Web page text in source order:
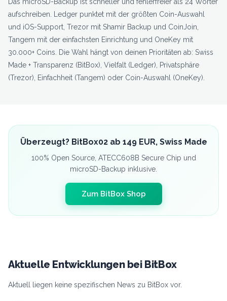
aufschreiben. Ledger punktet mit der größten Coin-Auswahl
und iOS-Support, Trezor mit Shamir Backup und CoinJoin,
Tangem mit der einfachsten Einrichtung und OneKey mit
30.000+ Coins. Die Wahl hängt von deinen Prioritäten ab: Swiss
Made + Transparenz (BitBox), Vielfalt (Ledger), Privatsphäre
(Trezor), Einfachheit (Tangem) oder Coin-Auswahl (OneKey).
Überzeugt? BitBox02 ab 149 EUR, Swiss Made
100% Open Source, ATECC608B Secure Chip und
microSD-Backup inklusive.
Zum BitBox Shop
Aktuelle Entwicklungen bei BitBox
Aktuell liegen keine spezifischen News zu BitBox vor.